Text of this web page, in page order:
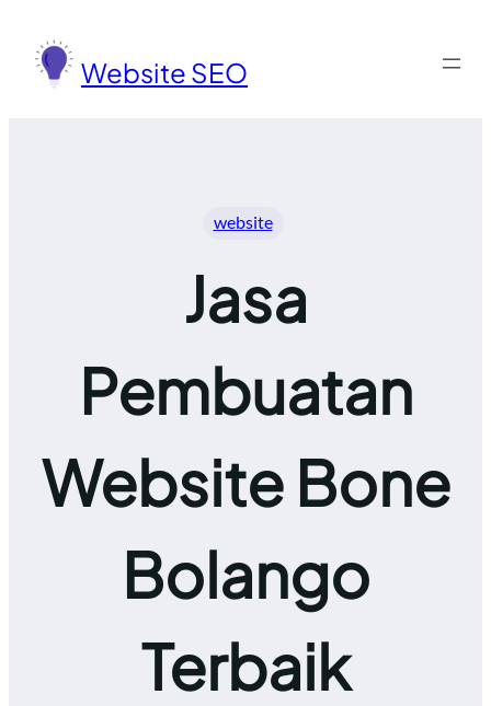
konten
Website SEO
website
Jasa
Pembuatan
Website Bone
Bolango
Terbaik